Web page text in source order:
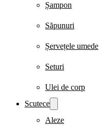
Șampon
Săpunuri
Șervețele umede
Seturi
Ulei de corp
Scutece
Aleze